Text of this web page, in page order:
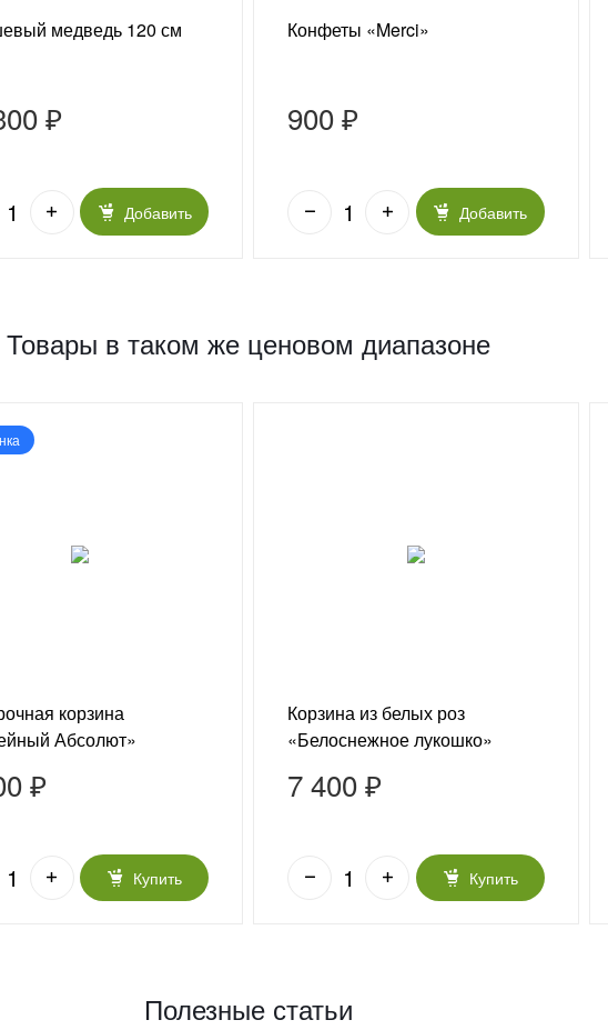
медведь 120 см
₽
Добавить
Конфеты «Merci»
900 ₽
Добавить
Товары в таком же ценовом диапазоне
корзина
Абсолют»
₽
Купить
Корзина из белых роз
«Белоснежное лукошко»
7 400 ₽
Купить
Полезные статьи